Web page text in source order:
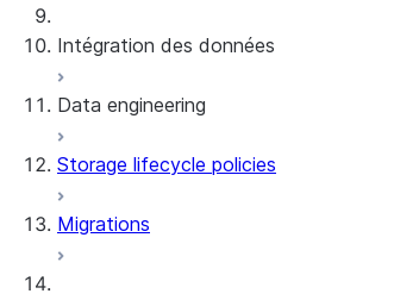
Intégration des données
Snowflake Openflow
Apache Iceberg™
Data engineering
Chargement des données
Tables dynamiques
Storage lifecycle policies
Migrations